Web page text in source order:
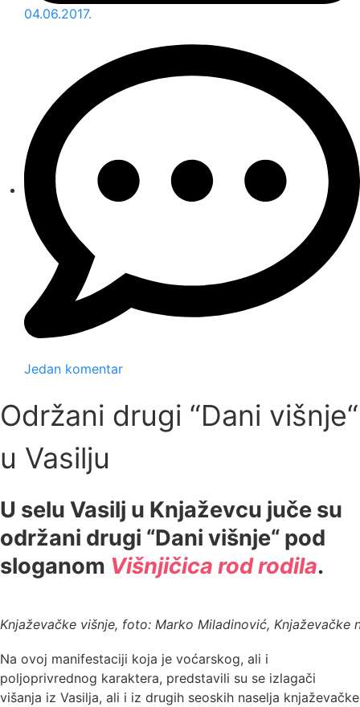
04.06.2017.
Jedan komentar
Održani drugi “Dani višnje“
u Vasilju
U selu Vasilj u Knjaževcu juče su
održani drugi “Dani višnje“ pod
sloganom Višnjičica rod rodila.
Knjaževačke višnje, foto: Marko Miladinović, Knjaževačke
Na ovoj manifestaciji koja je voćarskog, ali i
poljoprivrednog karaktera, predstavili su se izlagači
višanja iz Vasilja, ali i iz drugih seoskih naselja knjaževačke